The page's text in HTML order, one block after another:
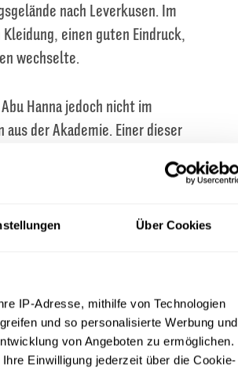
Über Cookies
IP-Adresse, mithilfe von Technologien
und so personalisierte Werbung und
von Angeboten zu ermöglichen.
Einwilligung jederzeit über die Cookie-
nach Leverkusen. Im
einen guten Eindruck,
wechselte.
Hanna jedoch nicht im
der Akademie. Einer dieser
Leverkusen durchlief Abu
unter anderem gemeinsam
U15 regelmäßig zu
Karriere war die
Turnierspielen zum Einsatz